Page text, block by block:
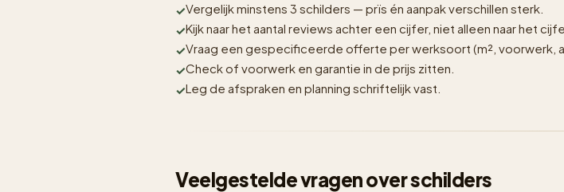
Vergelijk minstens 3 schilders — prïs én aanpak verschillen sterk.
Kijk naar het aantal reviews achter een cijfer, niet alleen naar het
Vraag een gespecificeerde offerte per werksoort (m², voorwerk,
Check of voorwerk en garantie in de prijs zitten.
Leg de afspraken en planning schriftelijk vast.
Veelgestelde vragen over schilders